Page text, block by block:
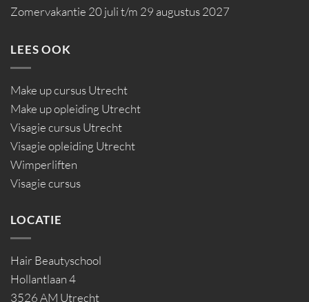
Zomervakantie 20 juli t/m 29 augustus 2027
LEES OOK
Make up cursus Utrecht
Make up opleiding Utrecht
Visagie cursus Utrecht
Visagie opleiding Utrecht
Wimperliften
Visagie cursus
LOCATIE
Hair Beautyschool
Hollantlaan 4
3526 AM Utrecht